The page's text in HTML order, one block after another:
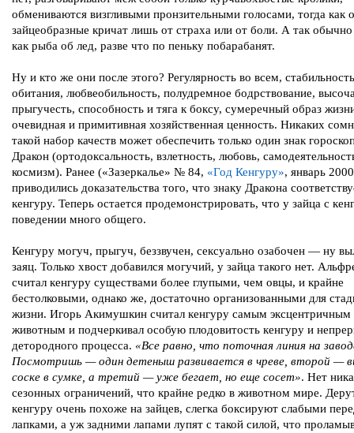
обмениваются визгливыми пронзительными голосами, тогда как
зайцеобразные кричат лишь от страха или от боли. А так
как рыба об лед, разве что по пеньку побарабанят.
Ну и кто же они после этого? Регулярность во всем,
обитания, любвеобильность, полудремное бодрствование,
прыгучесть, способность и тяга к боксу, сумеречный образ
очевидная и примитивная хозяйственная ценность. Никаких
такой набор качеств может обеспечить только один знак
Дракон (ортодоксальность, взлетность, любовь,
космизм). Ранее («Зазеркалье» № 84, «Год Кенгуру», январь
приводились доказательства того, что знаку Дракона
кенгуру. Теперь остается продемонстрировать, что у зайца с
поведении много общего.
Кенгуру могуч, прыгуч, беззвучен, сексуально озабочен — ну
заяц. Только хвост добавился могучий, у зайца такого нет.
считал кенгуру существами более глупыми, чем овцы, и крайне
бестолковыми, однако же, достаточно организованными для
жизни. Игорь Акимушкин считал кенгуру самым эксцентричным
животным и подчеркивал особую плодовитость кенгуру и
детородного процесса. «Все равно, что поточная линия на
Посмотришь — один детеныш развивается в чреве, второй —
соске в сумке, а третий — уже бегает, но еще сосет». Нет
сезонных ограничений, что крайне редко в животном мире.
кенгуру очень похоже на зайцев, слегка боксируют слабыми
лапками, а уж задними лапами лупят с такой силой, что